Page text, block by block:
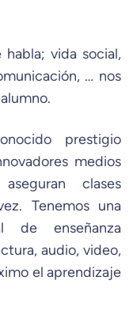
vida social,
… nos
prestigio
medios
clases
Tenemos una
de enseñanza
audio, video,
el aprendizaje